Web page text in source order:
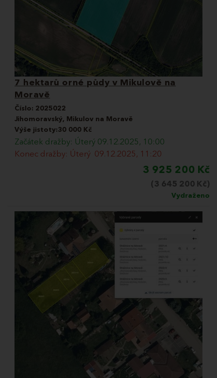
7 hektarů orné půdy v Mikulově na
Moravě
Číslo: 2025022
Jihomoravský, Mikulov na Moravě
Výše jistoty:30 000 Kč
Začátek dražby: Úterý 09.12.2025, 10:00
Konec dražby: Úterý 09.12.2025, 11:20
3 925 200 Kč
(3 645 200 Kč)
Vydraženo